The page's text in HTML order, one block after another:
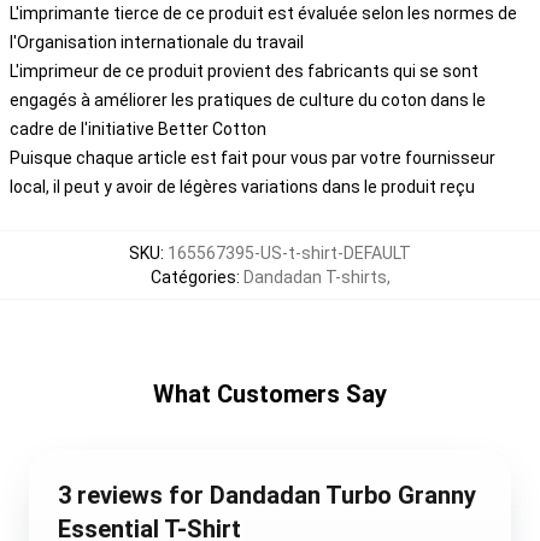
L'imprimante tierce de ce produit est évaluée selon les normes de
l'Organisation internationale du travail
L'imprimeur de ce produit provient des fabricants qui se sont
engagés à améliorer les pratiques de culture du coton dans le
cadre de l'initiative Better Cotton
Puisque chaque article est fait pour vous par votre fournisseur
local, il peut y avoir de légères variations dans le produit reçu
SKU: 165567395-US-t-shirt-DEFAULT
Catégories: Dandadan T-shirts,
What Customers Say
3 reviews for Dandadan Turbo Granny
Essential T-Shirt